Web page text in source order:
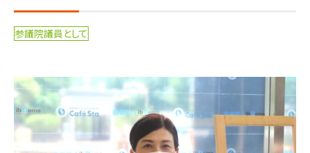
参議院議員として